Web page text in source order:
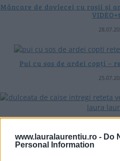
www.lauralaurentiu.ro - Do
Personal Information
Mâncare de dovlecei cu roșii și
Pui cu sos de ardei copți –
Dulceață de caise întregi rețetă